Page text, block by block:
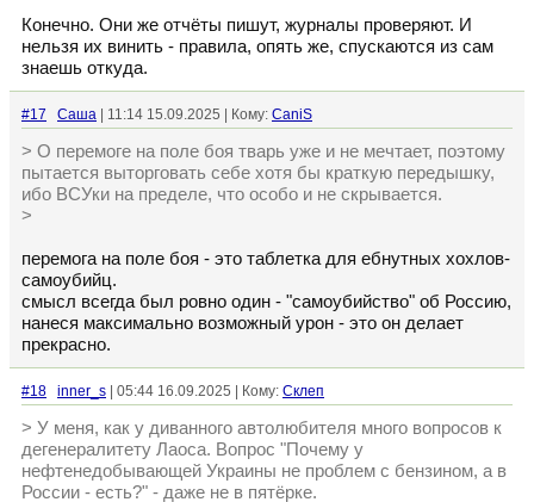
Конечно. Они же отчёты пишут, журналы проверяют. И
нельзя их винить - правила, опять же, спускаются из сам
знаешь откуда.
#17 Cаша | 11:14 15.09.2025 | Кому: CaniS
> О перемоге на поле боя тварь уже и не мечтает, поэтому
пытается выторговать себе хотя бы краткую передышку,
ибо ВСУки на пределе, что особо и не скрывается.
>
перемога на поле боя - это таблетка для ебнутных хохлов-
самоубийц.
смысл всегда был ровно один - "самоубийство" об Россию,
нанеся максимально возможный урон - это он делает
прекрасно.
#18 inner_s | 05:44 16.09.2025 | Кому: Склеп
> У меня, как у диванного автолюбителя много вопросов к
дегенералитету Лаоса. Вопрос "Почему у
нефтенедобывающей Украины не проблем с бензином, а в
России - есть?" - даже не в пятёрке.